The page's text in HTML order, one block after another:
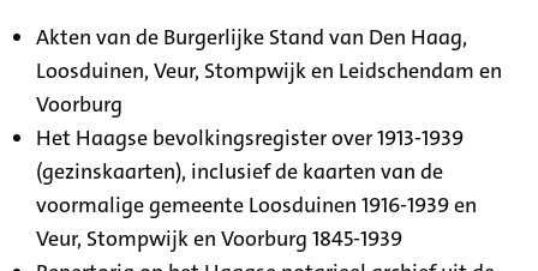
Akten van de Burgerlijke Stand van Den Haag,
Loosduinen, Veur, Stompwijk en Leidschendam en
Voorburg
Het Haagse bevolkingsregister over 1913-1939
(gezinskaarten), inclusief de kaarten van de
voormalige gemeente Loosduinen 1916-1939 en
Veur, Stompwijk en Voorburg 1845-1939